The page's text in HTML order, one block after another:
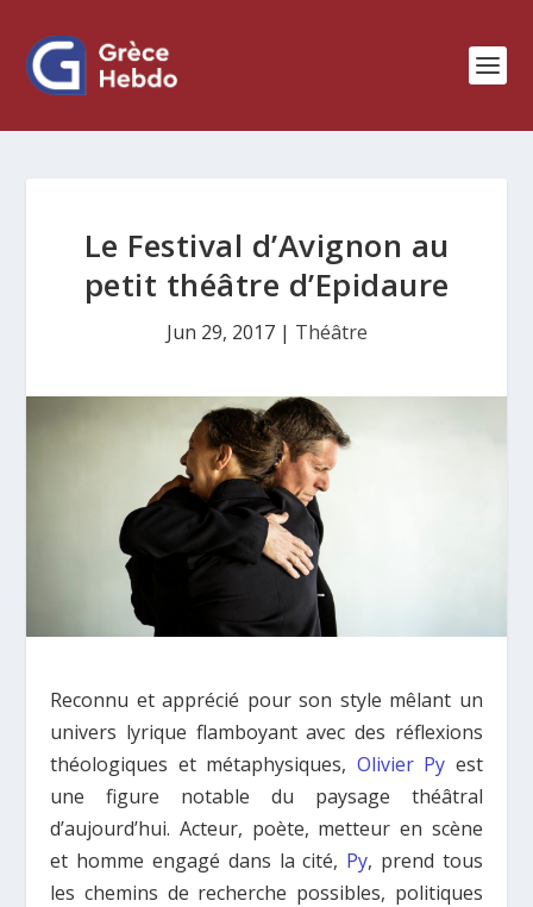
Le Festival d’Avignon au
petit théâtre d’Epidaure
Jun 29, 2017| Théâtre
Reconnu et apprécié pour son style mêlant un
univers lyrique flamboyant avec des réflexions
théologiques et métaphysiques, Olivier Py est
une figure notable du paysage théâtral
d’aujourd’hui. Acteur, poète, metteur en scène
et homme engagé dans la cité, Py, prend tous
les chemins de recherche possibles, politiques